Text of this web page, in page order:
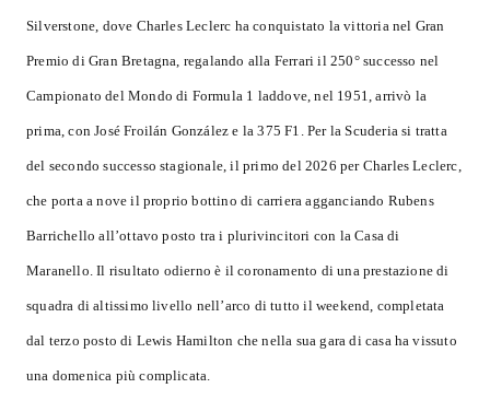
Silverstone, dove Charles Leclerc ha conquistato la vittoria nel Gran
Premio di Gran Bretagna, regalando alla Ferrari il 250° successo nel
Campionato del Mondo di Formula 1 laddove, nel 1951, arrivò la
prima, con José Froilán González e la 375 F1. Per la Scuderia si tratta
del secondo successo stagionale, il primo del 2026 per Charles Leclerc,
che porta a nove il proprio bottino di carriera agganciando Rubens
Barrichello all’ottavo posto tra i plurivincitori con la Casa di
Maranello. Il risultato odierno è il coronamento di una prestazione di
squadra di altissimo livello nell’arco di tutto il weekend, completata
dal terzo posto di Lewis Hamilton che nella sua gara di casa ha vissuto
una domenica più complicata.